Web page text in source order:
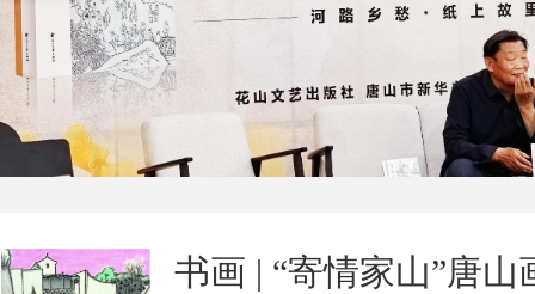
书画 | “寄情家山”唐